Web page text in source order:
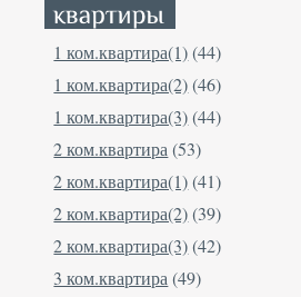
1 ком.квартира(1)(44)
1 ком.квартира(2)(46)
1 ком.квартира(3)(44)
2 ком.квартира (53)
2 ком.квартира(1)(41)
2 ком.квартира(2)(39)
2 ком.квартира(3)(42)
3 ком.квартира (49)